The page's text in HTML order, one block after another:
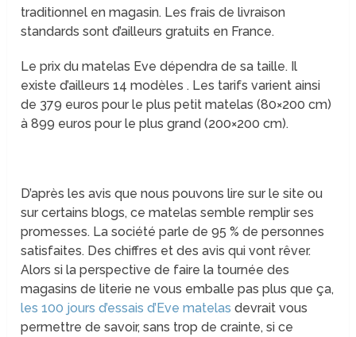
traditionnel en magasin. Les frais de livraison
standards sont d’ailleurs gratuits en France.
Le prix du matelas Eve dépendra de sa taille. Il
existe d’ailleurs 14 modèles . Les tarifs varient ainsi
de 379 euros pour le plus petit matelas (80×200 cm)
à 899 euros pour le plus grand (200×200 cm).
D’après les avis que nous pouvons lire sur le site ou
sur certains blogs, ce matelas semble remplir ses
promesses. La société parle de 95 % de personnes
satisfaites. Des chiffres et des avis qui vont rêver.
Alors si la perspective de faire la tournée des
magasins de literie ne vous emballe pas plus que ça,
les 100 jours d’essais d’Eve matelas devrait vous
permettre de savoir, sans trop de crainte, si ce